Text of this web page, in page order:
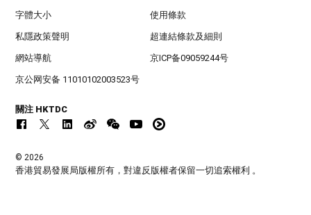
字體大小 使用條款
私隱政策聲明 超連結條款及細則
網站導航 京ICP备09059244号
京公网安备 11010102003523号
關注 HKTDC
© 2026
香港貿易發展局版權所有，對違反版權者保留一切追索權利 。